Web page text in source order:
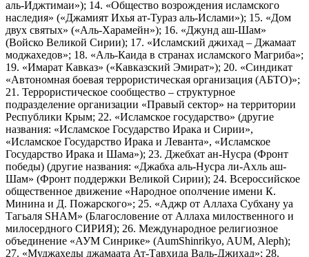
аль-Иджтимаи»); 14. «Общество возрождения исламского
наследия» («Джамият Ихья ат-Тураз аль-Ислами»); 15. «Дом
двух святых» («Аль-Харамейн»); 16. «Джунд аш-Шам»
(Войско Великой Сирии); 17. «Исламский джихад – Джамаат
моджахедов»; 18. «Аль-Каида в странах исламского Магриба»;
19. «Имарат Кавказ» («Кавказский Эмират»); 20. «Синдикат
«Автономная боевая террористическая организация (АБТО)»;
21. Террористическое сообщество – структурное
подразделение организации «Правый сектор» на территории
Республики Крым; 22. «Исламское государство» (другие
названия: «Исламское Государство Ирака и Сирии»,
«Исламское Государство Ирака и Леванта», «Исламское
Государство Ирака и Шама»); 23. Джебхат ан-Нусра (Фронт
победы) (другие названия: «Джабха аль-Нусра ли-Ахль аш-
Шам» (Фронт поддержки Великой Сирии); 24. Всероссийское
общественное движение «Народное ополчение имени К.
Минина и Д. Пожарского»; 25. «Аджр от Аллаха Субхану уа
Тагьаля SHAM» (Благословение от Аллаха милоственного и
милосердного СИРИЯ); 26. Международное религиозное
объединение «АУМ Синрике» (AumShinrikyo, AUM, Aleph);
27. «Муджахеды джамаата Ат-Тавхида Валь-Джихад»; 28.